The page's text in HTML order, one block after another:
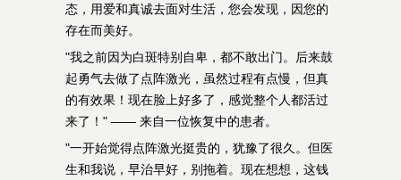
态，用爱和真诚去面对生活，您会发现，因您的
存在而美好。
"我之前因为白斑特别自卑，都不敢出门。后来鼓
起勇气去做了点阵激光，虽然过程有点慢，但真
的有效果！现在脸上好多了，感觉整个人都活过
来了！" —— 来自一位恢复中的患者。
"一开始觉得点阵激光挺贵的，犹豫了很久。但医
生和我说，早治早好，别拖着。现在想想，这钱